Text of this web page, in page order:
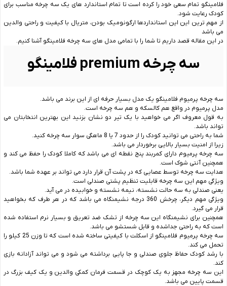
فلامینگو تمام سعی خود را کرده است تا تمام استاندارد های یک سه چرخه مناسب برای
کودک رعایت شود.
از مهم ترین این این استانداردها ارگونومیک بودن، متریال با کیفیت و راحتی والدین
می باشد
در این مقاله قصد داریم تا شما را با تمامی مدل های سه چرخه فلامینگو آشنا کنیم.
سه چرخه premium فلامینگو
سه چرخه پرمیوم فلامینگو یک مدل بسیار حرفه ای از این برند می باشد.
مدل پرمیوم در واقع هم کالسکه و هم سه چرخه است.
به قول معروف اگر می خواهید با یک تیر دو نشان بزنید این بهترین انتخابتان می
تواند باشد.
شما به راحتی می توانید کودک را از حدود 7 یا 8 ماهگی سوار سه چرخه کنید.
زیرا از امنیت بسیار بالایی برخوردار می باشد.
سه چرخه پرمیوم دارای کمربند پنج نقطه ای می باشد که کاملا کودک را حفظ می کند و
همچنین آنتی شوک است.
هدایت سه چرخه توسط عصایی که در پشت آن قرار دارد می تواند بر عهده شما باشد.
ویژگی مهم این سه چرخه قابلیت تنظیم پشتی صندلی است.
یعنی صندلی به سه حالت نشسته، نیمه نشسته و خوابیده در می آید.
ویژگی مهم دیگر، چرخش 360 درجه نشیمنگاه می باشد که در هر طرف که بخواهید
قرار می گیرد.
همچنین برای نشیمنگاه این سه چرخه از تشک ضد تعریق و بسیار نرم استفاده شده
است که به راحتی جداشده و قابل شستشو می باشد.
سه چرخه پرمیوم فلامینگو از اسکلت با کیفیتی ساخته شده است که تا وزن 25 کیلو را
تحمل می کند.
با رشد کودک حفاظ جلوی صندلی و جا پایی برداشته می شود و می تواند آزادانه بازی
کند.
این سه چرخه مجهز به یک کوچک در قسمت فرمان کمکی والدین و یک کیف بزرگ در
قسمت پایین می باشد.